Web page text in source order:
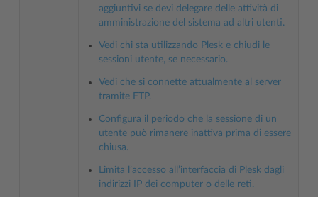
aggiuntivi se devi delegare delle attività di
amministrazione del sistema ad altri utenti.
Vedi chi sta utilizzando Plesk e chiudi le
sessioni utente, se necessario.
Vedi che si connette attualmente al server
tramite FTP.
Configura il periodo che la sessione di un
utente può rimanere inattiva prima di essere
chiusa.
Limita l’accesso all’interfaccia di Plesk dagli
indirizzi IP dei computer o delle reti.